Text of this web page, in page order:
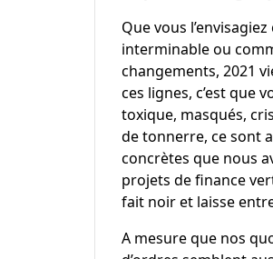
Que vous
interminable ou
changements, 2021
ces lignes, c’est que
toxique, masqués,
de tonnerre, ce sont
concrètes que nous
projets de finance
fait noir et laisse
A mesure que nos